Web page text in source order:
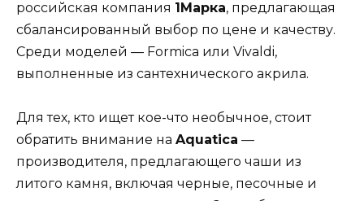
российская компания 1Марка, предлагающая
сбалансированный выбор по цене и качеству.
Среди моделей — Formica или Vivaldi,
выполненные из сантехнического акрила.
Для тех, кто ищет кое-что необычное, стоит
обратить внимание на Aquatica —
производителя, предлагающего чаши из
литого камня, включая черные, песочные и